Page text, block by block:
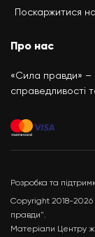
Поскаржитися
Про нас
«Сила правди» –
справедливості
Розробка та
Copyright 2018-2026
правди".
Матеріали Центру